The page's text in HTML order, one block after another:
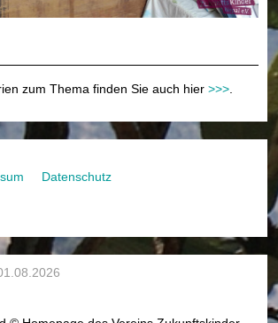
zum Thema finden Sie auch hier >>>.
Datenschutz